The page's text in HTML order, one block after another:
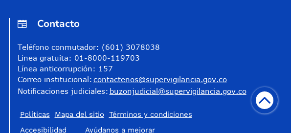
Contacto
Teléfono conmutador: (601) 3078038
Línea gratuita: 01-8000-119703
Línea anticorrupción: 157
Correo institucional: contactenos@supervigilancia.gov.co
Notificaciones judiciales: buzonjudicial@supervigilancia.gov.co
Políticas Mapa del sitio
Términos y condiciones
Accesibilidad
​Ayúdanos a mejorar